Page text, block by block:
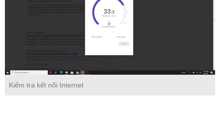
Kiểm tra kết nối Internet